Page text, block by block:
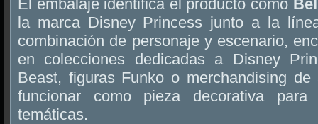
El embalaje identifica el producto como
la marca Disney Princess junto a la
combinación de personaje y escenario,
en colecciones dedicadas a Disney
Beast, figuras Funko o merchandising
funcionar como pieza decorativa
temáticas.